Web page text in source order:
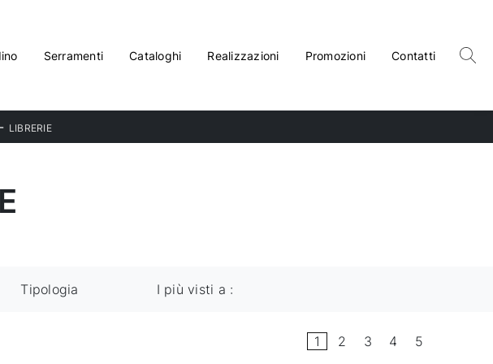
Serramenti Cataloghi Realizzazioni Promozioni Contatti
- LIBRERIE
Tipologia I più visti a :
1 2 3 4 5